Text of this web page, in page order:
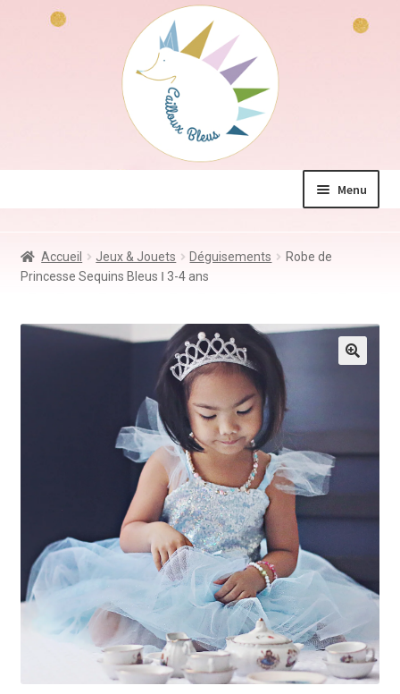
Menu
Jeux & Jouets
Coin des mamans
Accueil Jeux & Jouets Déguisements
Robe de
Princesse Sequins Bleus Ⅰ 3-4 ans